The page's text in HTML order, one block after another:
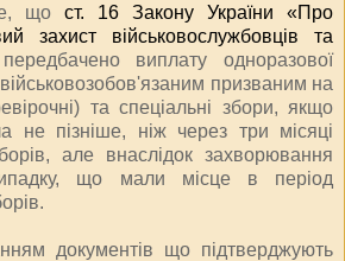
що ст. 16 Закону України «Про
захист військовослужбовців та
виплату одноразової
призваним на
та спеціальні збори, якщо
не пізніше, ніж через три місяці
але внаслідок захворювання
що мали місце в період
документів що підтверджують